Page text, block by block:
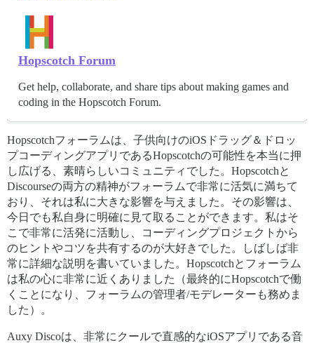
Hopscotch Forum
Get help, collaborate, and share tips about making games and
coding in the Hopscotch Forum.
Hopscotchフォーラムは、子供向けのiOSドラッグ＆ドロッ
プコーディングアプリであるHopscotchの可能性を本当に押
し広げる、素晴らしいコミュニティでした。Hopscotchと
Discourseの両方の精神がフォーラムで非常に活気に満ちて
おり、それは私に大きな影響を与えました。その影響は、
今日でも私自身に明確に見て取ることができます。私はそ
こで非常に活発に活動し、コーディングプロジェクトから
のヒントやコツを共有するのが大好きでした。しばしば非
常に詳細な説明を書いていました。Hopscotchとフォーラム
は私の心に非常に近くありました（最終的にHopscotchで働
くことになり、フォーラムの管理者/モデレーターも務めま
した）。
Auxy Discoは、非常にクールで直感的なiOSアプリである音